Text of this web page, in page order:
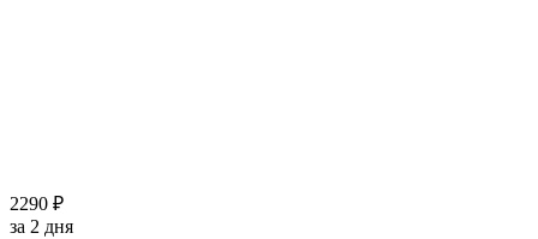
2290 ₽
за 2 дня